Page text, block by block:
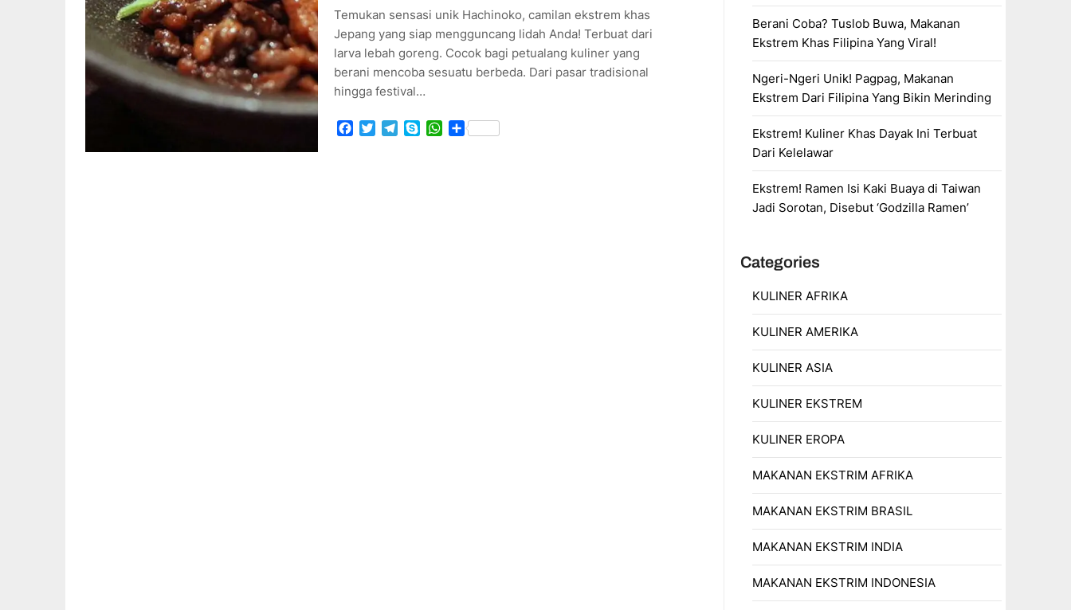
Temukan sensasi unik Hachinoko, camilan ekstrem khas
Jepang yang siap mengguncang lidah Anda! Terbuat dari
larva lebah goreng. Cocok bagi petualang kuliner yang
berani mencoba sesuatu berbeda. Dari pasar tradisional
hingga festival…
Facebook
TwitterTelegram
SkypeWhatsApp
Share
Berani Coba? Tuslob Buwa, Makanan
Ekstrem Khas Filipina Yang Viral!
Ngeri-Ngeri Unik! Pagpag, Makanan
Ekstrem Dari Filipina Yang Bikin Merinding
Ekstrem! Kuliner Khas Dayak Ini Terbuat
Dari Kelelawar
Ekstrem! Ramen Isi Kaki Buaya di Taiwan
Jadi Sorotan, Disebut ‘Godzilla Ramen’
Categories
KULINER AFRIKA
KULINER AMERIKA
KULINER ASIA
KULINER EKSTREM
KULINER EROPA
MAKANAN EKSTRIM AFRIKA
MAKANAN EKSTRIM BRASIL
MAKANAN EKSTRIM INDIA
MAKANAN EKSTRIM INDONESIA